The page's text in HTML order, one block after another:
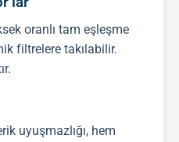
oranlı tam eşleşme
filtrelere takılabilir.
uyuşmazlığı, hem